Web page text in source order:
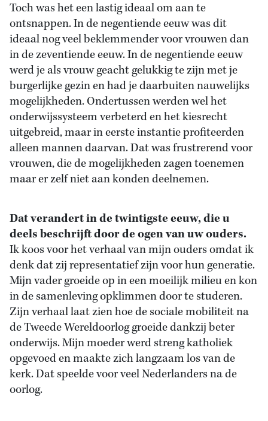
Toch was het een lastig ideaal om aan te
ontsnappen. In de negentiende eeuw was dit
ideaal nog veel beklemmender voor vrouwen dan
in de zeventiende eeuw. In de negentiende eeuw
werd je als vrouw geacht gelukkig te zijn met je
burgerlijke gezin en had je daarbuiten nauwelijks
mogelijkheden. Ondertussen werden wel het
onderwijssysteem verbeterd en het kiesrecht
uitgebreid, maar in eerste instantie profiteerden
alleen mannen daarvan. Dat was frustrerend voor
vrouwen, die de mogelijkheden zagen toenemen
maar er zelf niet aan konden deelnemen.
Dat verandert in de twintigste eeuw, die u
deels beschrijft door de ogen van uw ouders.
Ik koos voor het verhaal van mijn ouders omdat ik
denk dat zij representatief zijn voor hun generatie.
Mijn vader groeide op in een moeilijk milieu en kon
in de samenleving opklimmen door te studeren.
Zijn verhaal laat zien hoe de sociale mobiliteit na
de Tweede Wereldoorlog groeide dankzij beter
onderwijs. Mijn moeder werd streng katholiek
opgevoed en maakte zich langzaam los van de
kerk. Dat speelde voor veel Nederlanders na de
oorlog.